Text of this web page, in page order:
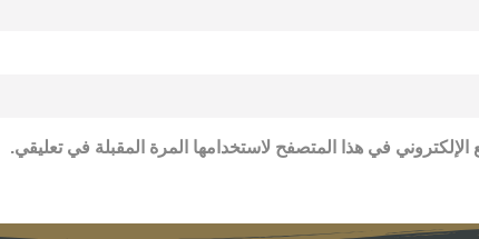
في هذا المتصفح لاستخدامها المرة المقبلة في تعليقي.